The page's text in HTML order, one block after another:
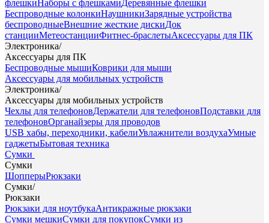
флешкиНаборы с флешкамиДеревянные флешки
Беспроводные колонкиНаушникиЗарядные устройства
беспроводныеВнешние жесткие дискиДок
станцииМетеостанцииФитнес-браслетыАксессуары для ПК
Электроника/
Аксессуары для ПК
Беспроводные мышиКоврики для мыши
Аксессуары для мобильных устройств
Электроника/
Аксессуары для мобильных устройств
Чехлы для телефоновДержатели для телефоновПодставки для
телефоновОрганайзеры для проводов
USB хабы, переходники, кабелиУвлажнители воздухаУмные
гаджетыБытовая техника
Сумки
Сумки
ШопперыРюкзаки
Сумки/
Рюкзаки
Рюкзаки для ноутбукаАнтикражные рюкзаки
Сумки мешкиСумки для покупокСумки из